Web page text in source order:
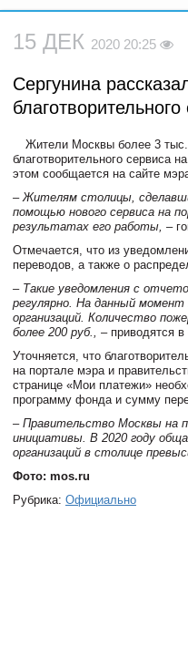
15 ДЕК 2020 20:25
Сергунина
Жители Москвы более 3
благотворительного сервиса
этом сообщается на сайте
– Жителям столицы,
помощью нового сервиса на
результатах его работы, –
Отмечается, что из
переводов, а также о
– Такие уведомления с
регулярно. На данный момент
организаций. Количество
более 200 руб., – приводятся
Уточняется, что
на портале мэра и
странице «Мои платежи»
программу фонда и сумму
– Правительство Москвы на
инициативы. В 2020 году
организаций в столице
Фото: mos.ru
Рубрика: Официально